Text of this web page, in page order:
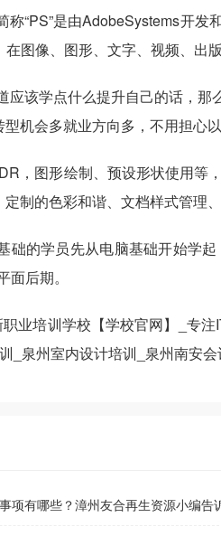
称“PS”是由AdobeSystems开
图像、图形、文字、视频、出
应该学点什么提升自己的话，
机会多就业方向多，不用担心以
，图形绘制、预设形状使用等
制的色彩和谐、文档样式管理
础的学员先从电脑基础开始学
后期。
业培训学校【学校官网】_专注
_泉州室内设计培训_泉州南安
项有哪些？漳州友合再生资源小编告